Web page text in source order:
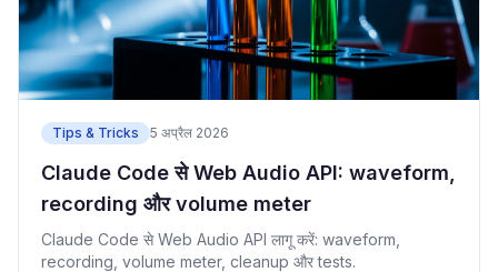
Tips & Tricks 5 अप्रैल 2026
Claude Code से Web Audio API: waveform,
recording और volume meter
Claude Code से Web Audio API लागू करें: waveform,
recording, volume meter, cleanup और tests.